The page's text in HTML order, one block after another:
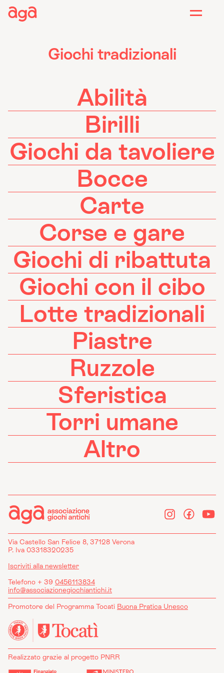
Vai al contenuto
Giochi tradizionali
Abilità
Birilli
Giochi da tavoliere
Bocce
Carte
Corse e gare
Giochi di ribattuta
Giochi con il cibo
Lotte tradizionali
Piastre
Ruzzole
Sferistica
Torri umane
Altro
Via Castello San Felice 8, 37128 Verona
P. Iva 03318320235
Iscriviti alla newsletter
Telefono + 39 0456113834
info@associazionegiochiantichi.it
Promotore del Programma Tocatì Buona Pratica Unesco
Realizzato grazie al progetto PNRR